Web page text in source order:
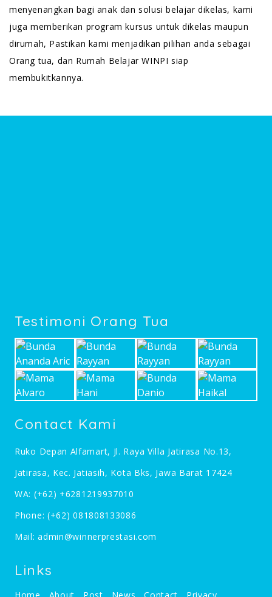
menyenangkan bagi anak dan solusi belajar dikelas, kami
juga memberikan program kursus untuk dikelas maupun
dirumah, Pastikan kami menjadikan pilihan anda sebagai
Orang tua, dan Rumah Belajar WINPI siap
membukitkannya.
Testimoni Orang Tua
Contact Kami
Ruko Depan Alfamart, Jl. Raya Villa Jatirasa No.13,
Jatirasa, Kec. Jatiasih, Kota Bks, Jawa Barat 17424
WA: (+62) +6281219937010
Phone: (+62) 081808133086
Mail:admin@winnerprestasi.com
Links